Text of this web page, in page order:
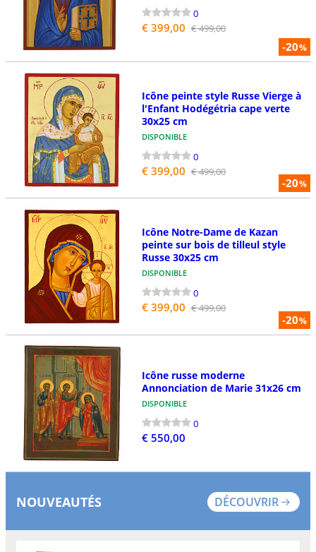
-20%
0
€ 399,00 € 499,00
-20%
Icône peinte style Russe Vierge à
l'Enfant Hodégétria cape verte
30x25 cm
DISPONIBLE
0
€ 399,00 € 499,00
-20%
Icône Notre-Dame de Kazan
peinte sur bois de tilleul style
Russe 30x25 cm
DISPONIBLE
0
€ 399,00 € 499,00
Icône russe moderne
Annonciation de Marie 31x26 cm
DISPONIBLE
0
€ 550,00
NOUVEAUTÉS DÉCOUVRIR